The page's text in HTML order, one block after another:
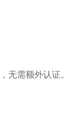
，无需额外认证。